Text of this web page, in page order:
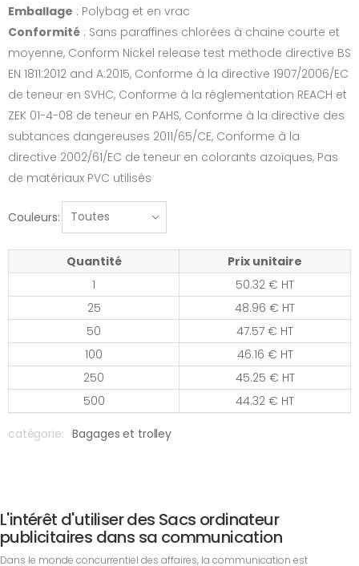
Emballage : Polybag et en vrac
Conformité : Sans paraffines chlorées à chaine courte et
moyenne, Conform Nickel release test methode directive BS
EN 1811:2012 and A:2015, Conforme à la directive 1907/2006/EC
de teneur en SVHC, Conforme à la réglementation REACH et
ZEK 01-4-08 de teneur en PAHS, Conforme à la directive des
subtances dangereuses 2011/65/CE, Conforme à la
directive 2002/61/EC de teneur en colorants azoïques, Pas
de matériaux PVC utilisés
Couleurs:
Quantité
Prix unitaire
1
50.32 € HT
25
48.96 € HT
50
47.57 € HT
100
46.16 € HT
250
45.25 € HT
500
44.32 € HT
catégorie: Bagages et trolley
L'intérêt d'utiliser des Sacs ordinateur
publicitaires dans sa communication
Dans le monde concurrentiel des affaires, la communication est